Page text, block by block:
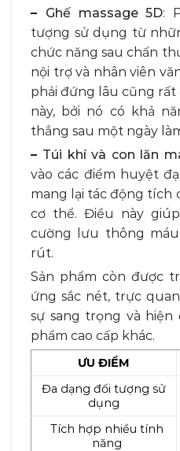
– Ghế massage 5D:
tượng sử dụng từ
chức năng sau chấn
nội trợ và nhân viên
phải đứng lâu cũng rất
này, bởi nó có khả
thẳng sau một ngày
– Túi khí và con lăn
vào các điểm huyệt
mang lại tác động tích
cơ thể. Điều này
cường lưu thông
rút.
Sản phẩm còn được
ứng sắc nét, trực
sự sang trọng và hiện
phẩm cao cấp khác.
ƯU ĐIỂM
Đa dạng đối tượng sử
dụng
Tích hợp nhiều tính
năng